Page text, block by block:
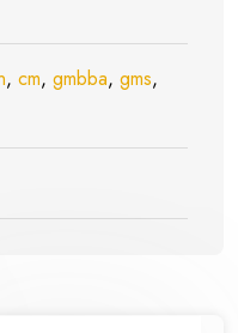
, cm, gmbba, gms,